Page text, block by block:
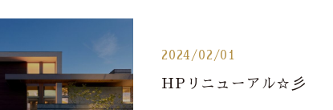
2024/02/01
HPリニューアル☆彡